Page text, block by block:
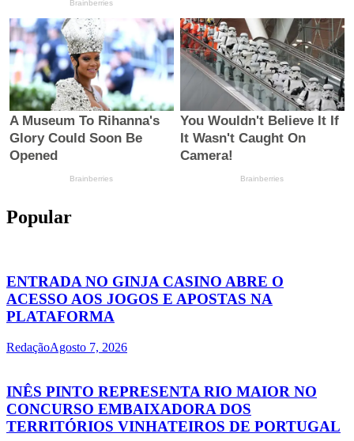
Popular
ENTRADA NO GINJA CASINO ABRE O
ACESSO AOS JOGOS E APOSTAS NA
PLATAFORMA
RedaçãoAgosto 7, 2026
INÊS PINTO REPRESENTA RIO MAIOR NO
CONCURSO EMBAIXADORA DOS
TERRITÓRIOS VINHATEIROS DE PORTUGAL